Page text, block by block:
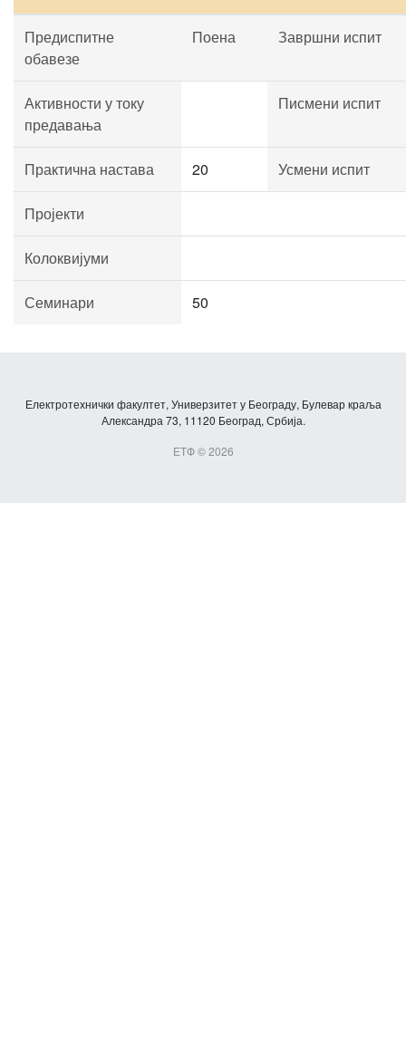
Предиспитне
обавезе
Поена Завршни испит
Активности у току
предавања
Писмени испит
Практична настава 20 Усмени испит
Пројекти
Колоквијуми
Семинари 50
Електротехнички факултет, Универзитет у Београду, Булевар краља
Александра 73, 11120 Београд, Србија.
ЕТФ © 2026